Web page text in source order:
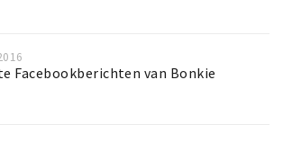
Facebookberichten van Bonkie